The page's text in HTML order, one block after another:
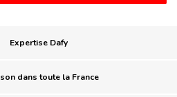
Expertise Dafy
dans toute la France